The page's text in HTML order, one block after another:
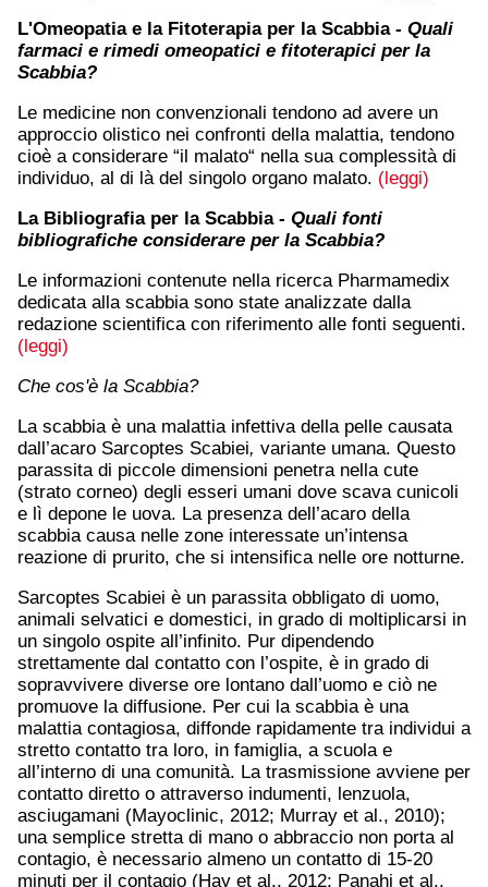
L'Omeopatia e la Fitoterapia per la Scabbia - Quali
farmaci e rimedi omeopatici e fitoterapici per la
Scabbia?
Le medicine non convenzionali tendono ad avere un
approccio olistico nei confronti della malattia, tendono
cioè a considerare “il malato“ nella sua complessità di
individuo, al di là del singolo organo malato. (leggi)
La Bibliografia per la Scabbia - Quali fonti
bibliografiche considerare per la Scabbia?
Le informazioni contenute nella ricerca Pharmamedix
dedicata alla scabbia sono state analizzate dalla
redazione scientifica con riferimento alle fonti seguenti.
(leggi)
Che cos'è la Scabbia?
La scabbia è una malattia infettiva della pelle causata
dall’acaro Sarcoptes Scabiei, variante umana. Questo
parassita di piccole dimensioni penetra nella cute
(strato corneo) degli esseri umani dove scava cunicoli
e lì depone le uova. La presenza dell’acaro della
scabbia causa nelle zone interessate un’intensa
reazione di prurito, che si intensifica nelle ore notturne.
Sarcoptes Scabiei è un parassita obbligato di uomo,
animali selvatici e domestici, in grado di moltiplicarsi in
un singolo ospite all’infinito. Pur dipendendo
strettamente dal contatto con l’ospite, è in grado di
sopravvivere diverse ore lontano dall’uomo e ciò ne
promuove la diffusione. Per cui la scabbia è una
malattia contagiosa, diffonde rapidamente tra individui a
stretto contatto tra loro, in famiglia, a scuola e
all’interno di una comunità. La trasmissione avviene per
contatto diretto o attraverso indumenti, lenzuola,
asciugamani (Mayoclinic, 2012; Murray et al., 2010);
una semplice stretta di mano o abbraccio non porta al
contagio, è necessario almeno un contatto di 15-20
minuti per il contagio (Hay et al., 2012; Panahi et al.,